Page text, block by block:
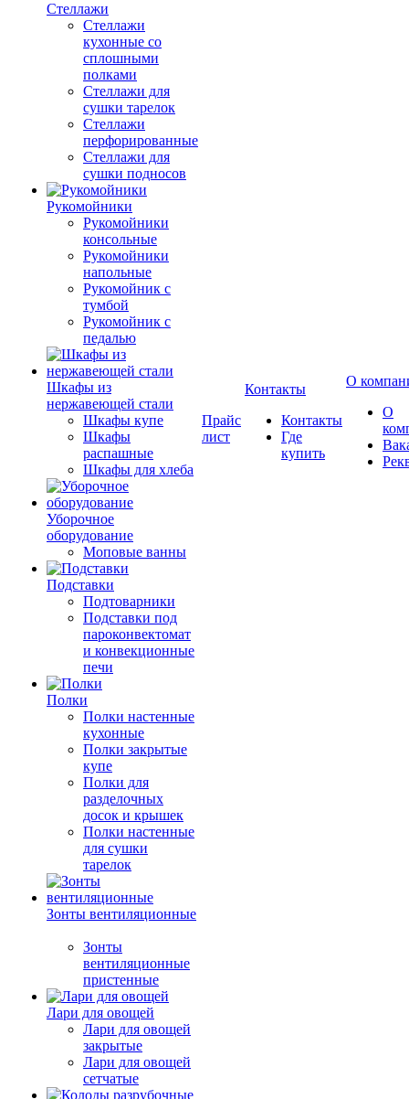
Стеллажи
Стеллажи
кухонные со
сплошными
полками
Стеллажи для
сушки тарелок
Стеллажи
перфорированные
Стеллажи для
сушки подносов
Рукомойники
Рукомойники
консольные
Рукомойники
напольные
Рукомойник с
тумбой
Рукомойник с
педалью
Шкафы из
нержавеющей стали
Шкафы купе
Шкафы
распашные
Шкафы для хлеба
Уборочное
оборудование
Моповые ванны
Подставки
Подтоварники
Подставки под
пароконвектомат
и конвекционные
печи
Полки
Полки настенные
кухонные
Полки закрытые
купе
Полки для
разделочных
досок и крышек
Полки настенные
для сушки
тарелок
Зонты вентиляционные
Зонты
вентиляционные
пристенные
Лари для овощей
Лари для овощей
закрытые
Лари для овощей
сетчатые
Прайс
лист
Контакты
Контакты
Где
купить
О
О